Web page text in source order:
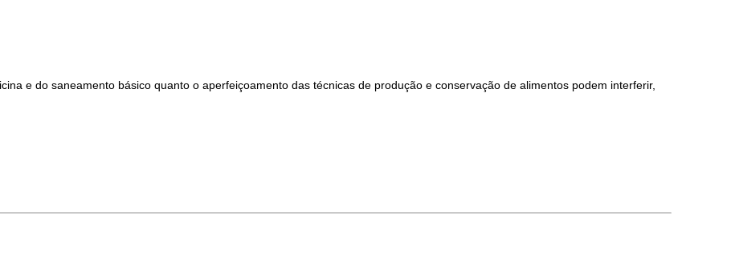
e do saneamento básico quanto o aperfeiçoamento das técnicas de produção e conservação de alimentos podem interferir,